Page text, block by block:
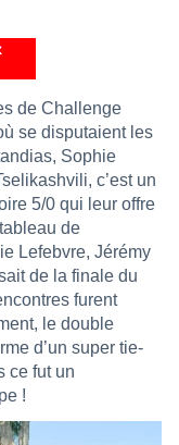
de Challenge
se disputaient les
Sophie
c’est un
5/0 qui leur offre
de
Lefebvre, Jérémy
de la finale du
furent
le double
d’un super tie-
ce fut un
!